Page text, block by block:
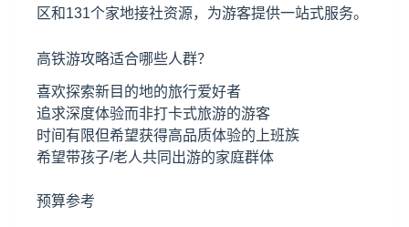
区和131个家地接社资源，为游客提供一站式服务。
高铁游攻略适合哪些人群？
喜欢探索新目的地的旅行爱好者
追求深度体验而非打卡式旅游的游客
时间有限但希望获得高品质体验的上班族
希望带孩子/老人共同出游的家庭群体
预算参考